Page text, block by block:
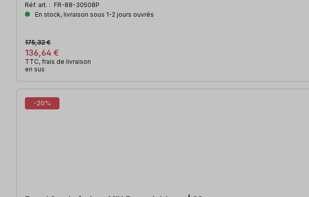
Réf. art. : FR-88-30508P
En stock, livraison sous 1-2 jours ouvrés
136,64 €
175,32 €
TTC, frais de livraison
en sus
-20%